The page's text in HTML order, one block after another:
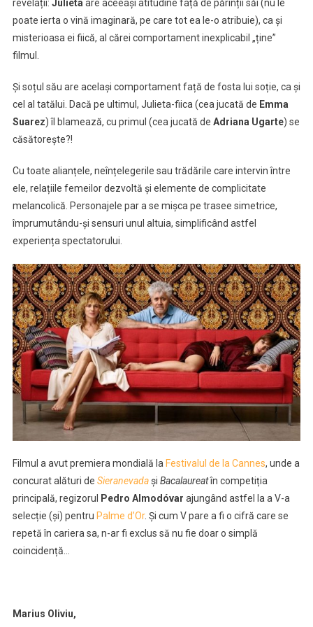
revelații: Julieta are aceeași atitudine față de părinții săi (nu le
poate ierta o vină imaginară, pe care tot ea le-o atribuie), ca și
misterioasa ei fiică, al cărei comportament inexplicabil „ține”
filmul.
Și soțul său are același comportament față de fosta lui soție, ca și
cel al tatălui. Dacă pe ultimul, Julieta-fiica (cea jucată de Emma
Suarez) îl blamează, cu primul (cea jucată de Adriana Ugarte) se
căsătorește?!
Cu toate alianțele, neînțelegerile sau trădările care intervin între
ele, relațiile femeilor dezvoltă și elemente de complicitate
melancolică. Personajele par a se mișca pe trasee simetrice,
împrumutându-și sensuri unul altuia, simplificând astfel
experiența spectatorului.
Filmul a avut premiera mondială la Festivalul de la Cannes, unde a
concurat alături de Sieranevadași Bacalaureatîn competiția
principală, regizorul
Pedro Almodóvar ajungând astfel la a V-a
selecție (și) pentru Palme d’Or. Și cum V pare a fi o cifră care se
repetă în cariera sa, n-ar fi exclus să nu fie doar o simplă
coincidență…
Marius Oliviu,